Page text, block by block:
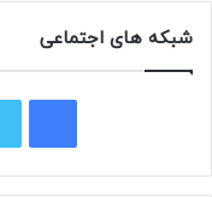
شبکه های اجتماعی
ی